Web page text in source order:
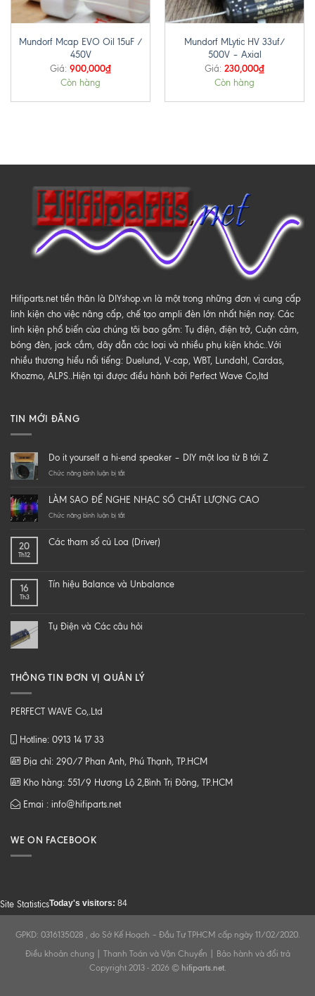
Mundorf Mcap EVO Oil 15uF /
450V
Giá: 900,000₫
Còn hàng
Mundorf MLytic HV 33uf/
500V – Axial
Giá: 230,000₫
Còn hàng
Hifiparts.net tiền thân là DIYshop.vn là một trong những đơn vị cung cấp
linh kiện cho việc nâng cấp, chế tạo ampli đèn lớn nhất hiện nay. Các
linh kiện phổ biến của chúng tôi bao gồm: Tụ điện, điện trở, Cuộn cảm,
bóng đèn, jack cắm, dây dẫn các loại và nhiều phụ kiện khác..Với
nhiều thương hiểu nổi tiếng: Duelund, V-cap, WBT, Lundahl, Cardas,
Khozmo, ALPS..Hiện tại được điều hành bởi Perfect Wave Co,ltd
TIN MỚI ĐĂNG
Do it yourself a hi-end speaker – DIY một loa từ B tới Z
Chức năng bình luận bị tắtở
yourself
a
speaker
loa
Z
LÀM SAO ĐỂ NGHE NHẠC SỐ CHẤT LƯỢNG CAO
Chức năng bình luận bị tắtở
ĐỂ
CHẤT
20
Th12
Các tham số củ Loa (Driver)
16
Th3
Tín hiệu Balance và Unbalance
Tụ Điện và Các câu hỏi
THÔNG TIN ĐƠN VỊ QUẢN LÝ
PERFECT WAVE Co,.Ltd
Hotline: 0913 14 17 33
Địa chỉ: 290/7 Phan Anh, Phú Thạnh, TP.HCM
Kho hàng: 551/9 Hương Lộ 2,Bình Trị Đông, TP.HCM
Emai : info@hifiparts.net
WE ON FACEBOOK
Site StatisticsToday's visitors: 84
GPKD: 0316135028 , do Sở Kế Hoạch – Đầu Tư TPHCM cấp ngày 11/02/2020.
Điều khoản chung| Thanh Toán và Vận Chuyển
Bảo hành và đổi trả
Copyright 2013 - 2026 © hifiparts.net.